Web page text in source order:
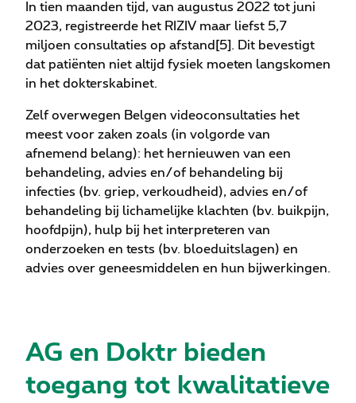
In tien maanden tijd, van augustus 2022 tot juni
2023, registreerde het RIZIV maar liefst 5,7
miljoen consultaties op afstand[5]. Dit bevestigt
dat patiënten niet altijd fysiek moeten langskomen
in het dokterskabinet.
Zelf overwegen Belgen videoconsultaties het
meest voor zaken zoals (in volgorde van
afnemend belang): het hernieuwen van een
behandeling, advies en/of behandeling bij
infecties (bv. griep, verkoudheid), advies en/of
behandeling bij lichamelijke klachten (bv. buikpijn,
hoofdpijn), hulp bij het interpreteren van
onderzoeken en tests (bv. bloeduitslagen) en
advies over geneesmiddelen en hun bijwerkingen.
AG en Doktr bieden
toegang tot kwalitatieve